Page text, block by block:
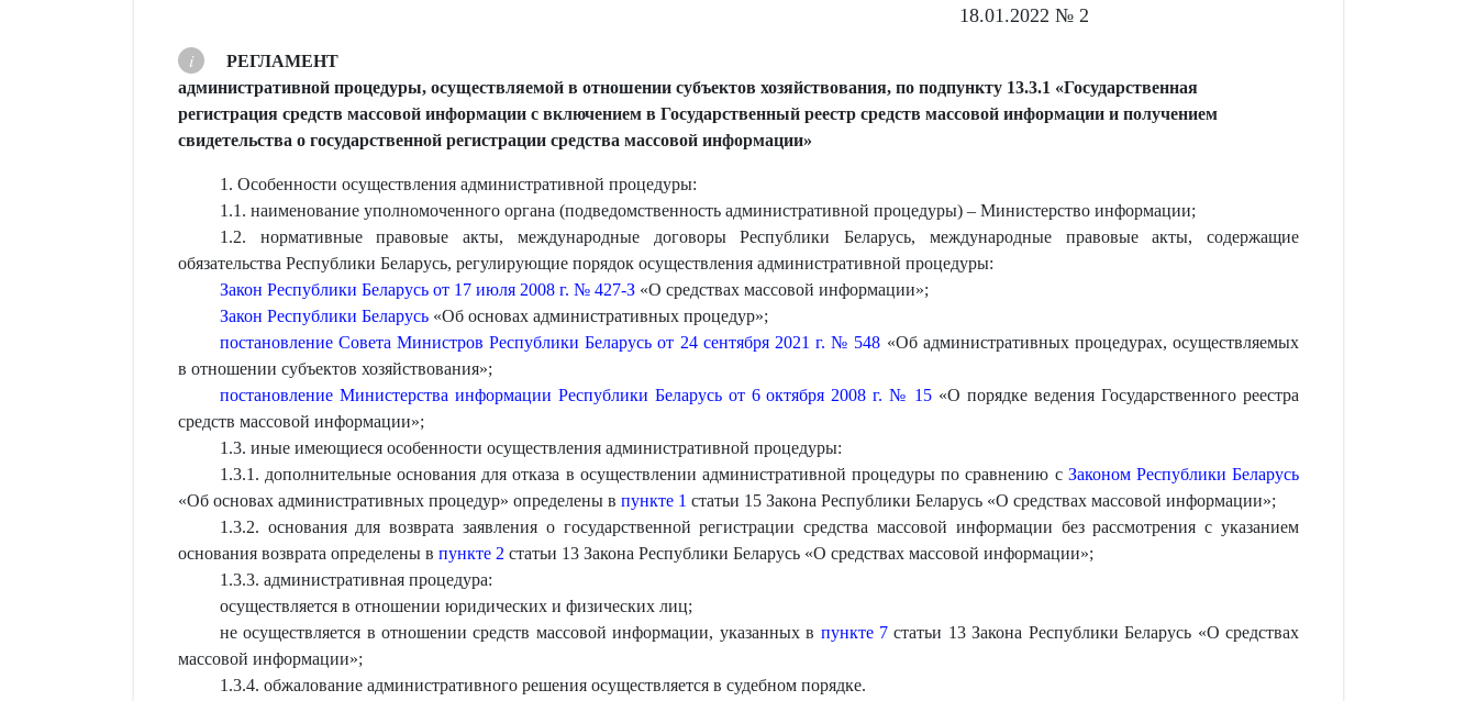
18.01.2022 № 2
РЕГЛАМЕНТ
административной процедуры, осуществляемой в отношении субъектов хозяйствования, по подпункту 13.3.1 «Государственная
регистрация средств массовой информации с включением в Государственный реестр средств массовой информации и получением
свидетельства о государственной регистрации средства массовой информации»
1. Особенности осуществления административной процедуры:
1.1. наименование уполномоченного органа (подведомственность административной процедуры) – Министерство информации;
1.2. нормативные правовые акты, международные договоры Республики Беларусь, международные правовые акты, содержащие
обязательства Республики Беларусь, регулирующие порядок осуществления административной процедуры:
Закон Республики Беларусь от 17 июля 2008 г. № 427-З«О средствах массовой информации»;
Закон Республики Беларусь«Об основах административных процедур»;
постановление Совета Министров Республики Беларусь от 24 сентября 2021 г. № 548 «Об административных процедурах, осуществляемых
в отношении субъектов хозяйствования»;
постановление Министерства информации Республики Беларусь от 6 октября 2008 г. № 15 «О порядке ведения Государственного реестра
средств массовой информации»;
1.3. иные имеющиеся особенности осуществления административной процедуры:
1.3.1. дополнительные основания для отказа в осуществлении административной процедуры по сравнению с Законом Республики Беларусь
«Об основах административных процедур» определены в пункте 1 статьи 15 Закона Республики Беларусь «О средствах массовой информации»;
1.3.2. основания для возврата заявления о государственной регистрации средства массовой информации без рассмотрения с указанием
основания возврата определены в пункте 2 статьи 13 Закона Республики Беларусь «О средствах массовой информации»;
1.3.3. административная процедура:
осуществляется в отношении юридических и физических лиц;
не осуществляется в отношении средств массовой информации, указанных в пункте 7 статьи 13 Закона Республики Беларусь «О средствах
массовой информации»;
1.3.4. обжалование административного решения осуществляется в судебном порядке.